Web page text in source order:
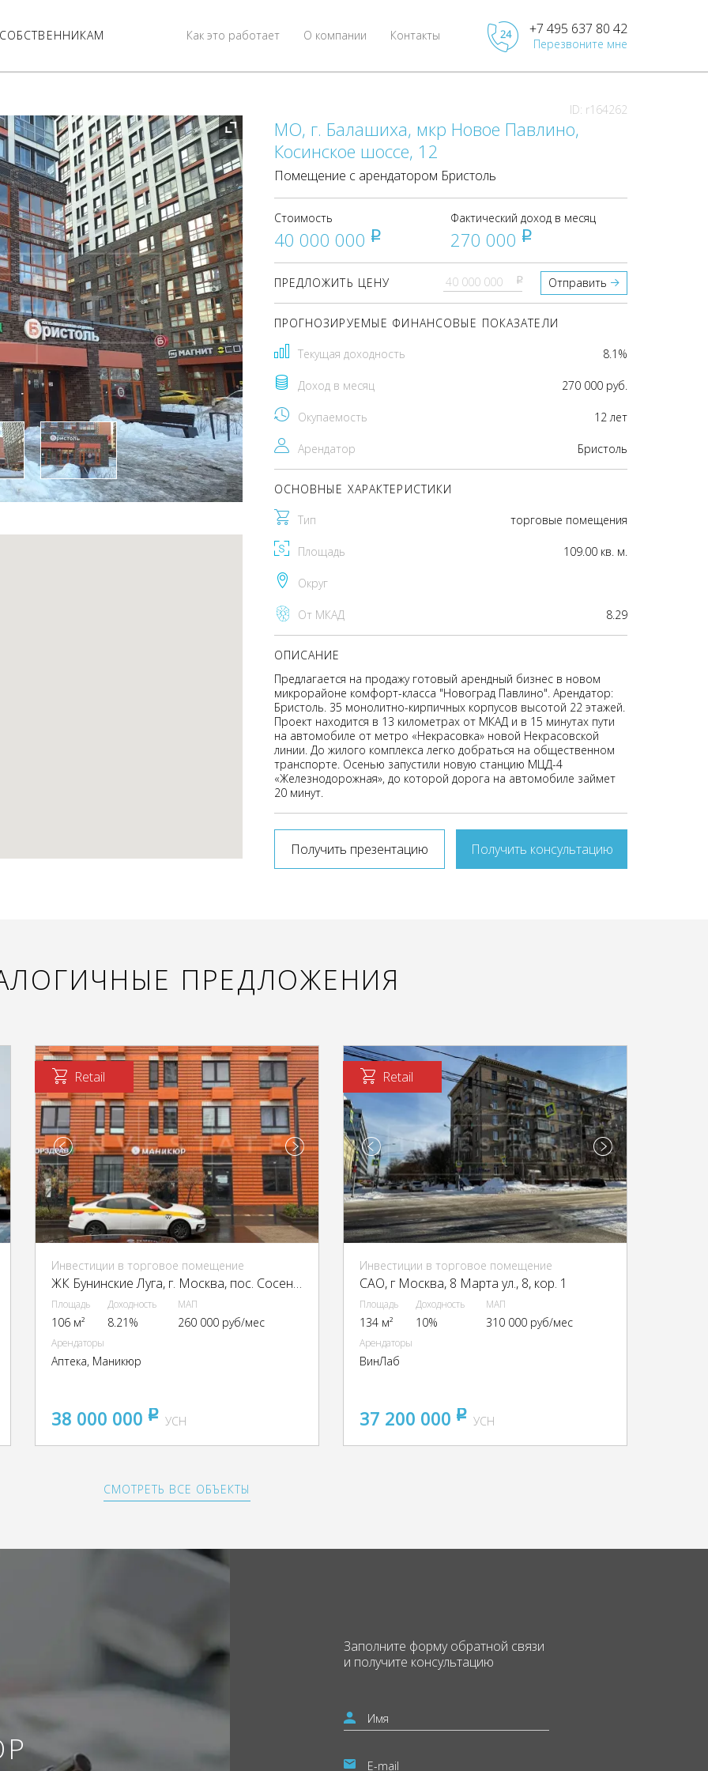
Контакты
О компании
Как это работает +7 495 637 80 42
Перезвоните мне
ID: r164262
МО, г. Балашиха, мкр Новое Павлино,
Косинское шоссе, 12
Помещение с арендатором Бристоль
Стоимость
40 000 000 pуб
Фактический доход в месяц
270 000 pуб
ПРЕДЛОЖИТЬ ЦЕНУ pуб Отправить
ПРОГНОЗИРУЕМЫЕ ФИНАНСОВЫЕ ПОКАЗАТЕЛИ
Текущая доходность 8.1%
Доход в месяц 270 000 руб.
Окупаемость 12 лет
Арендатор Бристоль
ОСНОВНЫЕ ХАРАКТЕРИСТИКИ
Тип торговые помещения
Площадь 109.00 кв. м.
Округ
От МКАД 8.29
ОПИСАНИЕ
Предлагается на продажу готовый арендный бизнес в новом
микрорайоне комфорт-класса "Новоград Павлино". Арендатор:
Бристоль. 35 монолитно-кирпичных корпусов высотой 22 этажей.
Проект находится в 13 километрах от МКАД и в 15 минутах пути
на автомобиле от метро «Некрасовка» новой Некрасовской
линии. До жилого комплекса легко добраться на общественном
транспорте. Осенью запустили новую станцию МЦД-4
«Железнодорожная», до которой дорога на автомобиле займет
20 минут.
Получить презентацию Получить консультацию
ПРЕДЛОЖЕНИЯ
Retail
Инвестиции в торговое помещение
ЖК Бунинские Луга, г. Москва, пос. Сосенское, Куприна пр-кт, 24к3
Площадь
106 м²
Доходность
8.21%
МАП
260 000 руб/мес
Арендаторы
Аптека, Маникюр
38 000 000 pуб
УСН
Retail
Инвестиции в торговое помещение
CАО, г Москва, 8 Марта ул., 8, кор. 1
Площадь
134 м²
Доходность
10%
МАП
310 000 руб/мес
Арендаторы
ВинЛаб
37 200 000 pуб
УСН
СМОТРЕТЬ ВСЕ ОБЪЕКТЫ
Заполните формуобратной связи
и получите консультацию